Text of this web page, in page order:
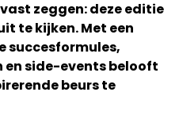
zeggen: deze editie
te kijken. Met een
succesformules,
en side-events belooft
beurs te